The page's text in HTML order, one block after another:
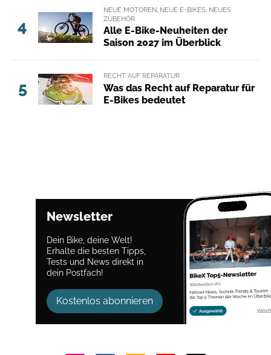
4
NEUE MOTOREN, NEUE E-BIKES, NEUES
ZUBEHÖR
Alle E-Bike-Neuheiten der
Saison 2027 im Überblick
5
RECHT AUF REPARATUR
Was das Recht auf Reparatur für
E-Bikes bedeutet
Newsletter
Dein Bike, deine Welt!
Erhalte die besten Tipps,
Tests und News direkt in
dein Postfach!
Kostenlos abonnieren